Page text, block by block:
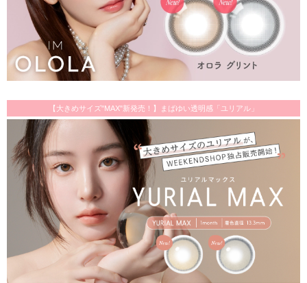
【大きめサイズ"MAX"新発売！】まばゆい透明感「ユリアル」